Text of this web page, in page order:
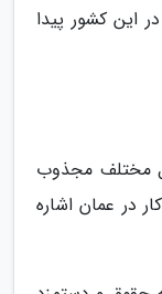
این کشور پیدا
مختلف مجذوب
در عمان اشاره